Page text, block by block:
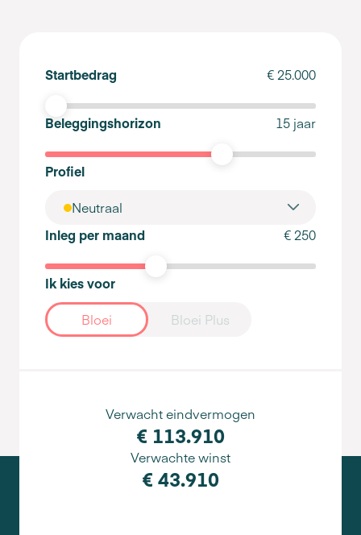
€ 25.000
Startbedrag
15 jaar
Beleggingshorizon
Profiel
Neutraal
€ 250
Inleg per maand
Ik kies voor
Bloei Bloei Plus
Verwacht eindvermogen
€ 113.910
Verwachte winst
€ 43.910